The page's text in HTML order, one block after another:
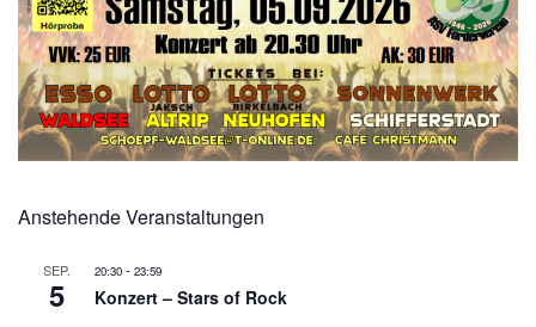
Anstehende Veranstaltungen
SEP.
5
20:30 - 23:59
Konzert – Stars of Rock